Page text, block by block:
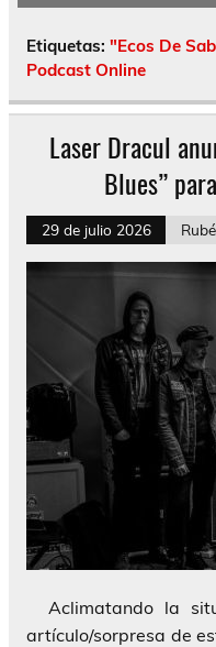
Etiquetas: "Ecos De
Podcast Online
Laser Dracul
Blues”
29 de julio 2026
Aclimatando la
artículo/sorpresa de